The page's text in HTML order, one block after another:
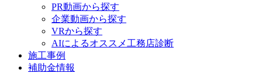
PR動画から探す
企業動画から探す
VRから探す
AIによるオススメ工務店診断
施工事例
補助金情報